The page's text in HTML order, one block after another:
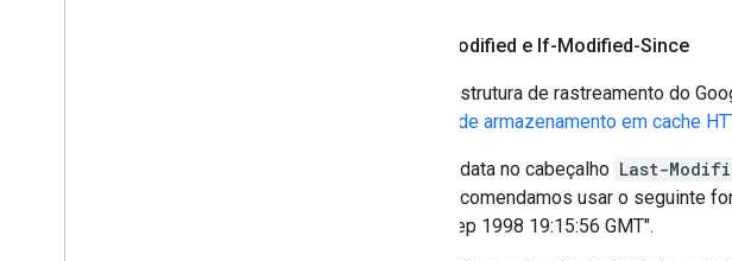
Last-Modified e If-Modified-Since
A infraestrutura de rastreamento do
padrão de armazenamento em cache
A data no cabeçalho Last-
recomendamos usar o seguinte
Sep 1998 19:15:56 GMT".